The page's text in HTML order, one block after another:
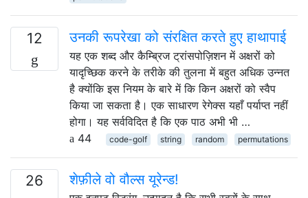
12 उनकी रूपरेखा को संरक्षित करते हुए हाथापाई
यह एक शब्द और कैम्ब्रिज ट्रांसपोज़िशन में अक्षरों को
यादृच्छिक करने के तरीके की तुलना में बहुत अधिक उन्नत
है क्योंकि इस नियम के बारे में कि किन अक्षरों को स्वैप
किया जा सकता है। एक साधारण रेगेक्स यहाँ पर्याप्त नहीं
होगा। यह सर्वविदित है कि एक पाठ अभी भी …
44
code-golf string random permutations
26 शेफ़ीले वो वौल्स यूरेन्ड!